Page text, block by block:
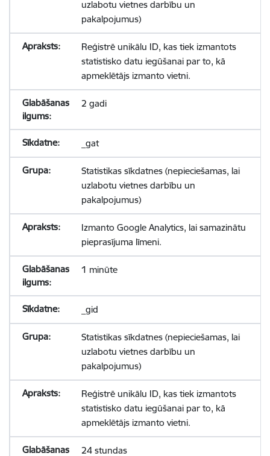
uzlabotu vietnes darbību un
pakalpojumus)
Reģistrē unikālu ID, kas tiek izmantots
statistisko datu iegūšanai par to, kā
apmeklētājs izmanto vietni.
2 gadi
_gat
Statistikas sīkdatnes (nepieciešamas, lai
uzlabotu vietnes darbību un
pakalpojumus)
Izmanto Google Analytics, lai samazinātu
pieprasījuma līmeni.
1 minūte
_gid
Statistikas sīkdatnes (nepieciešamas, lai
uzlabotu vietnes darbību un
pakalpojumus)
Reģistrē unikālu ID, kas tiek izmantots
statistisko datu iegūšanai par to, kā
apmeklētājs izmanto vietni.
24 stundas